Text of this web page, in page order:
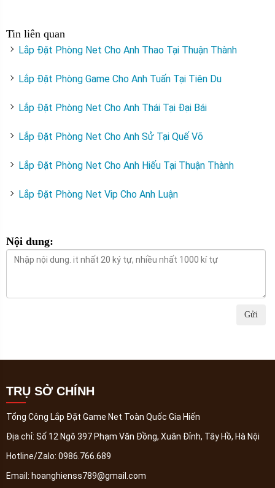
Tin liên quan
Lắp Đặt Phòng Net Cho Anh Thao Tại Thuận Thành
Lắp Đặt Phòng Game Cho Anh Tuấn Tại Tiên Du
Lắp Đặt Phòng Net Cho Anh Thái Tại Đại Bái
Lắp Đặt Phòng Net Cho Anh Sử Tại Quế Võ
Lắp Đặt Phòng Net Cho Anh Hiếu Tại Thuận Thành
Lắp Đặt Phòng Net Vip Cho Anh Luận
Nội dung:
Gửi
TRỤ SỞ CHÍNH
Tổng Công Lắp Đặt Game Net Toàn Quốc Gia Hiến
Địa chỉ: Số 12 Ngõ 397 Phạm Văn Đồng, Xuân Đỉnh, Tây Hồ, Hà Nội
Hotline/Zalo: 0986.766.689
Email: hoanghienss789@gmail.com